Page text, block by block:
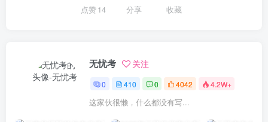
点赞14 分享 收藏
无忧考 关注
0 410 0 4042 4.2W+
这家伙很懒，什么都没有写...